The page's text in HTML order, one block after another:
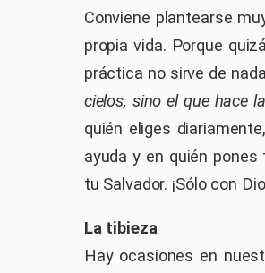
Conviene plantearse
propia vida. Porque
práctica no sirve de
cielos, sino el que hace
quién eliges
ayuda y en quién
tu Salvador. ¡Sólo con
La tibieza
Hay ocasiones en